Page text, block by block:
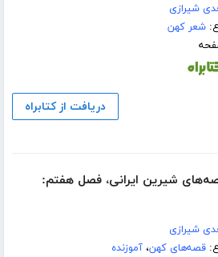
شیرازی
شعر کهن
دریافت از کتابراه
شیرین ایرانی، فصل هفتم:
شیرازی
قصه‌های کهن،آموزنده